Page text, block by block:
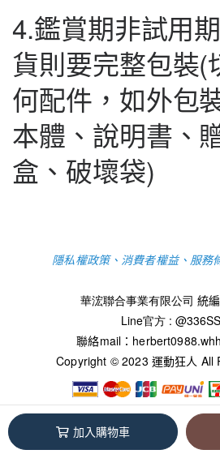
加入購物車
4.鑑賞期非試用
貨則要完整包裝(
何配件，如外包
本體、說明書、
盒、破壞袋)
隱私權政策、消費者權益、服務
華浤聯合事業有限公司 統
Line官方 :
聯絡mail：
Copyright © 2023 運動狂人 All
華浤聯合事業有限公司
本系統由 1shop一頁購物